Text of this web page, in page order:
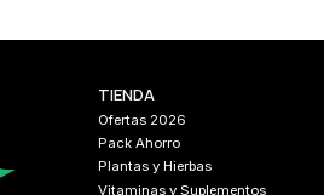
TIENDA
Ofertas 2026
Pack Ahorro
Plantas y Hierbas
Vitaminas y Suplementos